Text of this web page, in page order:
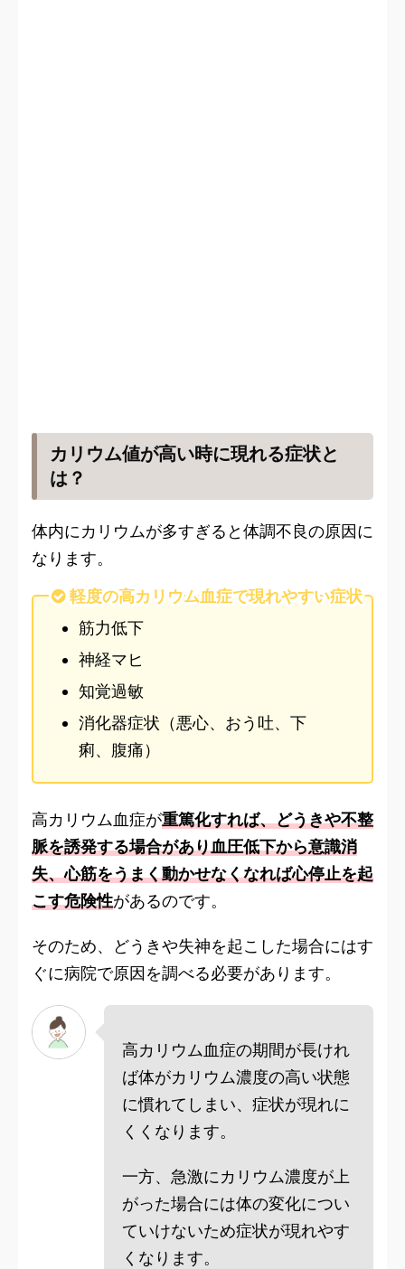
カリウム値が高い時に現れる症状と
は？
体内にカリウムが多すぎると体調不良の原因に
なります。
軽度の高カリウム血症で現れやすい症状
筋力低下
神経マヒ
知覚過敏
消化器症状（悪心、おう吐、下
痢、腹痛）
高カリウム血症が重篤化すれば、どうきや不整
脈を誘発する場合があり血圧低下から意識消
失、心筋をうまく動かせなくなれば心停止を起
こす危険性があるのです。
そのため、どうきや失神を起こした場合にはす
ぐに病院で原因を調べる必要があります。
高カリウム血症の期間が長けれ
ば体がカリウム濃度の高い状態
に慣れてしまい、症状が現れに
くくなります。
一方、急激にカリウム濃度が上
がった場合には体の変化につい
ていけないため症状が現れやす
くなります。